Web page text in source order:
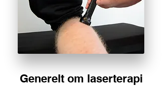
Generelt om laserterapi